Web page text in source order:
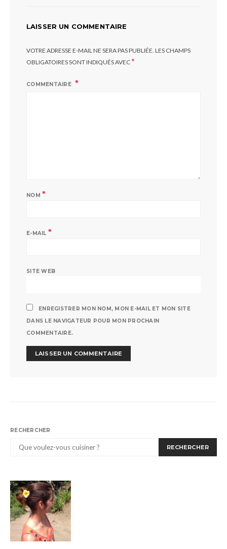
LAISSER UN COMMENTAIRE
VOTRE ADRESSE E-MAIL NE SERA PAS PUBLIÉE. LES CHAMPS
OBLIGATOIRES SONT INDIQUÉS AVEC*
COMMENTAIRE
NOM *
E-MAIL *
SITE WEB
ENREGISTRER MON NOM, MON E-MAIL ET MON SITE
DANS LE NAVIGATEUR POUR MON PROCHAIN
COMMENTAIRE.
RECHERCHER
RECHERCHER